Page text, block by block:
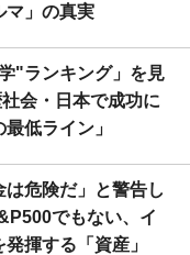
マ」の真実
"ランキング」を見
会・日本で成功に
低ライン」
危険だ」と警告し
でもない、イ
揮する「資産」